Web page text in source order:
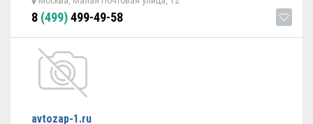
8 (499)499-49-58
avtozap-1.ru